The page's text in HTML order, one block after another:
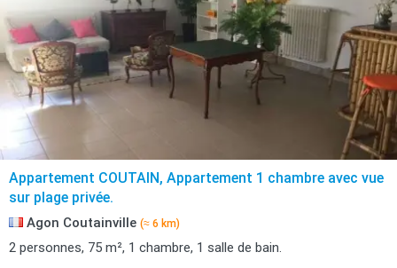
Appartement COUTAIN, Appartement 1 chambre avec vue
sur plage privée.
Agon Coutainville (≈ 6 km)
2 personnes, 75 m², 1 chambre, 1 salle de bain.